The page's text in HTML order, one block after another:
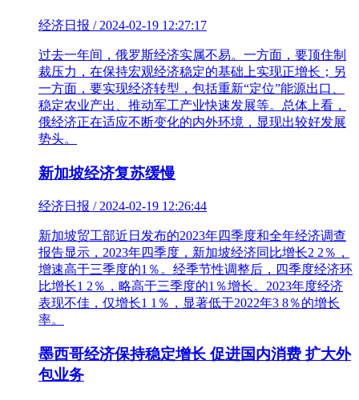
经济日报 / 2024-02-19 12:27:17
过去一年间，俄罗斯经济实属不易。一方面，要顶住制
裁压力，在保持宏观经济稳定的基础上实现正增长；另
一方面，要实现经济转型，包括重新“定位”能源出口、
稳定农业产出、推动军工产业快速发展等。总体上看，
俄经济正在适应不断变化的内外环境，显现出较好发展
势头。
新加坡经济复苏缓慢
经济日报 / 2024-02-19 12:26:44
新加坡贸工部近日发布的2023年四季度和全年经济调查
报告显示，2023年四季度，新加坡经济同比增长2 2％，
增速高于三季度的1％。经季节性调整后，四季度经济环
比增长1 2％，略高于三季度的1％增长。2023年度经济
表现不佳，仅增长1 1％，显著低于2022年3 8％的增长
率。
墨西哥经济保持稳定增长 促进国内消费 扩大外
包业务